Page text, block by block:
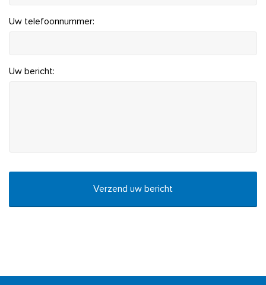
Uw telefoonnummer:
Uw bericht: